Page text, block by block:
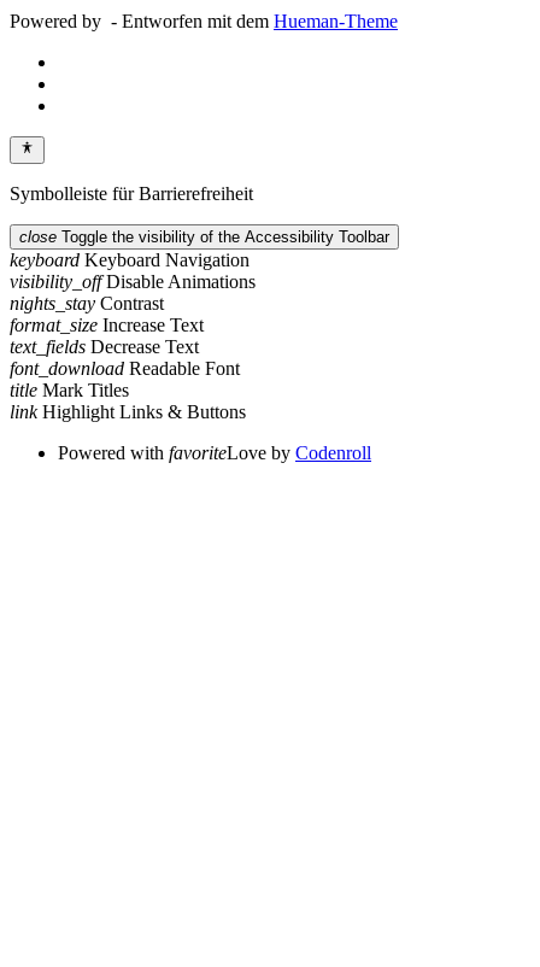
Powered by - Entworfen mit dem Hueman-Theme
Symbolleiste für Barrierefreiheit
close Toggle the visibility of the Accessibility Toolbar
keyboard Keyboard Navigation
visibility_off Disable Animations
nights_stay Contrast
format_size Increase Text
text_fields Decrease Text
font_download Readable Font
title Mark Titles
link Highlight Links & Buttons
Powered with favoriteLove by Codenroll